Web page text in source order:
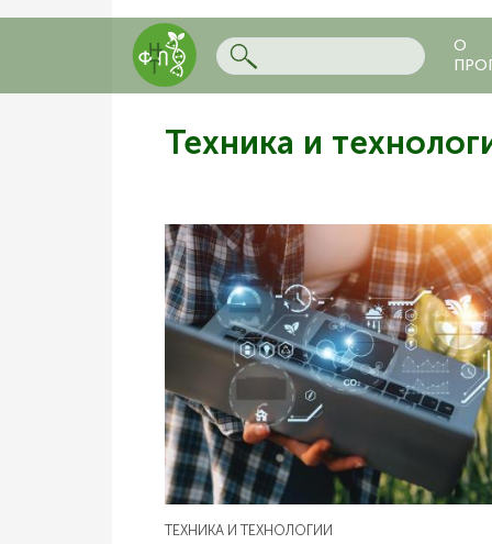
О
Техника и
ТЕХНИКА И ТЕХНОЛОГИИ